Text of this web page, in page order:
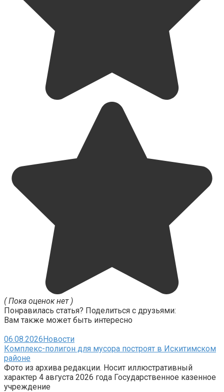
( Пока оценок нет )
Понравилась статья? Поделиться с друзьями:
Вам также может быть интересно
06.08.2026Новости
Комплекс-полигон для мусора построят в Искитимском
районе
Фото из архива редакции. Носит иллюстративный
характер 4 августа 2026 года Государственное казенное
учреждение